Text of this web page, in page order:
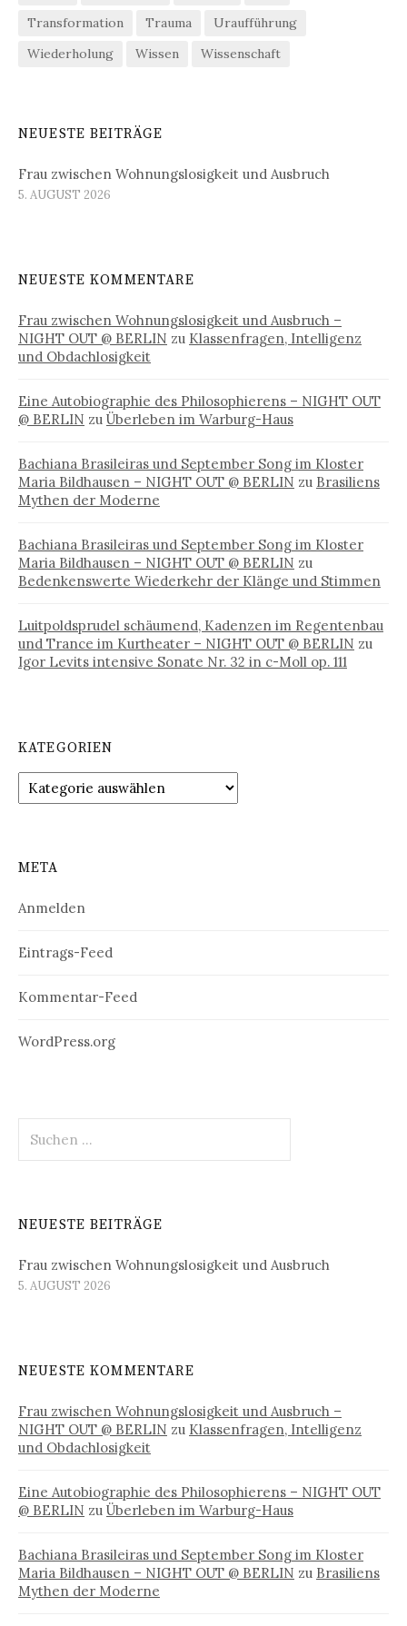
Transformation Trauma
Uraufführung
Wiederholung
Wissen Wissenschaft
NEUESTE BEITRÄGE
Frau zwischen Wohnungslosigkeit und Ausbruch
5. AUGUST 2026
NEUESTE KOMMENTARE
Frau zwischen Wohnungslosigkeit und Ausbruch –
NIGHT OUT @ BERLIN zu Klassenfragen, Intelligenz
und Obdachlosigkeit
Eine Autobiographie des Philosophierens – NIGHT OUT
@ BERLIN zu Überleben im Warburg-Haus
Bachiana Brasileiras und September Song im Kloster
Maria Bildhausen – NIGHT OUT @ BERLIN zu Brasiliens
Mythen der Moderne
Bachiana Brasileiras und September Song im Kloster
Maria Bildhausen – NIGHT OUT @ BERLIN zu
Bedenkenswerte Wiederkehr der Klänge und Stimmen
Luitpoldsprudel schäumend, Kadenzen im Regentenbau
und Trance im Kurtheater – NIGHT OUT @ BERLIN zu
Igor Levits intensive Sonate Nr. 32 in c-Moll op. 111
KATEGORIEN
Kategorien
META
Anmelden
Eintrags-Feed
Kommentar-Feed
WordPress.org
nach:
NEUESTE BEITRÄGE
Frau zwischen Wohnungslosigkeit und Ausbruch
5. AUGUST 2026
NEUESTE KOMMENTARE
Frau zwischen Wohnungslosigkeit und Ausbruch –
NIGHT OUT @ BERLIN zu Klassenfragen, Intelligenz
und Obdachlosigkeit
Eine Autobiographie des Philosophierens – NIGHT OUT
@ BERLIN zu Überleben im Warburg-Haus
Bachiana Brasileiras und September Song im Kloster
Maria Bildhausen – NIGHT OUT @ BERLIN zu Brasiliens
Mythen der Moderne